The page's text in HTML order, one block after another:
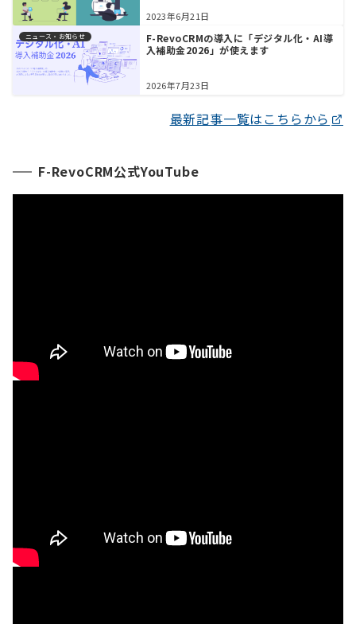
2023年6月21日
ニュース・お知らせ
F-RevoCRMの導入に「デジタル化・AI導
入補助金2026」が使えます
2026年7月23日
最新記事一覧はこちらから
F-RevoCRM公式YouTube